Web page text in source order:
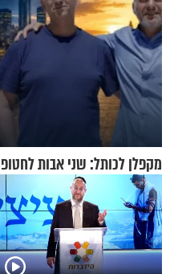
מקפלן לכותל: שני אבות